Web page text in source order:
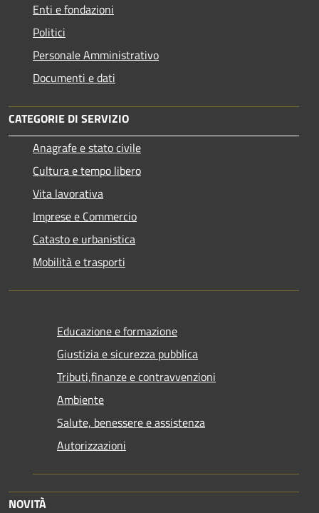
Enti e fondazioni
Politici
Personale Amministrativo
Documenti e dati
CATEGORIE DI SERVIZIO
Anagrafe e stato civile
Cultura e tempo libero
Vita lavorativa
Imprese e Commercio
Catasto e urbanistica
Mobilità e trasporti
Educazione e formazione
Giustizia e sicurezza pubblica
Tributi,finanze e contravvenzioni
Ambiente
Salute, benessere e assistenza
Autorizzazioni
NOVITÀ